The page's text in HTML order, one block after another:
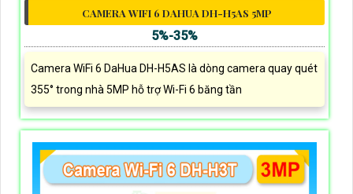
CAMERA WIFI 6 DAHUA DH-H5AS 5MP
5%-35%
Camera WiFi 6 DaHua DH-H5AS là dòng camera quay quét
355° trong nhà 5MP hỗ trợ Wi-Fi 6 băng tần